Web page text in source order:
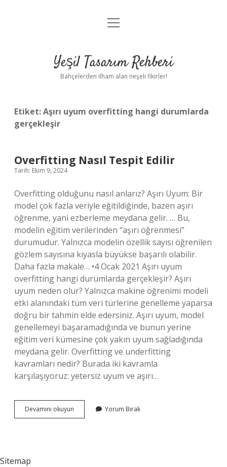
Anasayfa
Yasal Uyarı
menüyü
Yeşil Tasarım Rehberi
Bahçelerden ilham alan neşeli fikirler!
Etiket:Aşırı uyum overfitting hangi durumlarda
gerçekleşir
Overfitting Nasıl Tespit Edilir
Tarih: Ekim 9, 2024
Overfitting olduğunu nasıl anlarız? Aşırı Uyum: Bir
model çok fazla veriyle eğitildiğinde, bazen aşırı
öğrenme, yani ezberleme meydana gelir. … Bu,
modelin eğitim verilerinden “aşırı öğrenmesi”
durumudur. Yalnızca modelin özellik sayısı öğrenilen
gözlem sayısına kıyasla büyükse başarılı olabilir.
Daha fazla makale… •4 Ocak 2021 Aşırı uyum
overfitting hangi durumlarda gerçekleşir? Aşırı
uyum neden olur? Yalnızca makine öğrenimi modeli
etki alanındaki tüm veri türlerine genelleme yaparsa
doğru bir tahmin elde edersiniz. Aşırı uyum, model
genellemeyi başaramadığında ve bunun yerine
eğitim veri kümesine çok yakın uyum sağladığında
meydana gelir. Overfitting ve underfitting
kavramları nedir? Burada iki kavramla
karşılaşıyoruz: yetersiz uyum ve aşırı…
Devamını okuyun Overfitting
Nasıl
Yorum Bırak
Sitemap